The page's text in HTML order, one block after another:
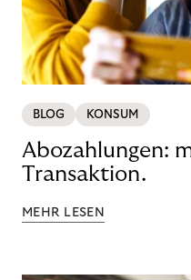
BLOG KONSUM
Abozahlungen:
Transaktion.
MEHR LESEN